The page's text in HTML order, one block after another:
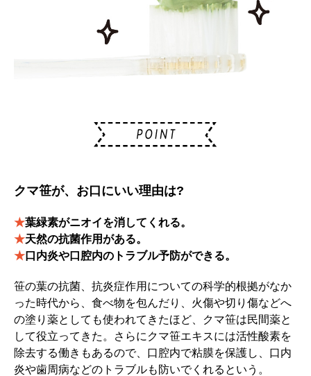
クマ笹が、お口にいい理由は?
★葉緑素がニオイを消してくれる。
★天然の抗菌作用がある。
★口内炎や口腔内のトラブル予防ができる。
笹の葉の抗菌、抗炎症作用についての科学的根拠がなか
った時代から、食べ物を包んだり、火傷や切り傷などへ
の塗り薬としても使われてきたほど、クマ笹は民間薬と
して役立ってきた。さらにクマ笹エキスには活性酸素を
除去する働きもあるので、口腔内で粘膜を保護し、口内
炎や歯周病などのトラブルも防いでくれるという。